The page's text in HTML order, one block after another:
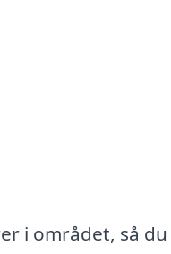
i området, så du